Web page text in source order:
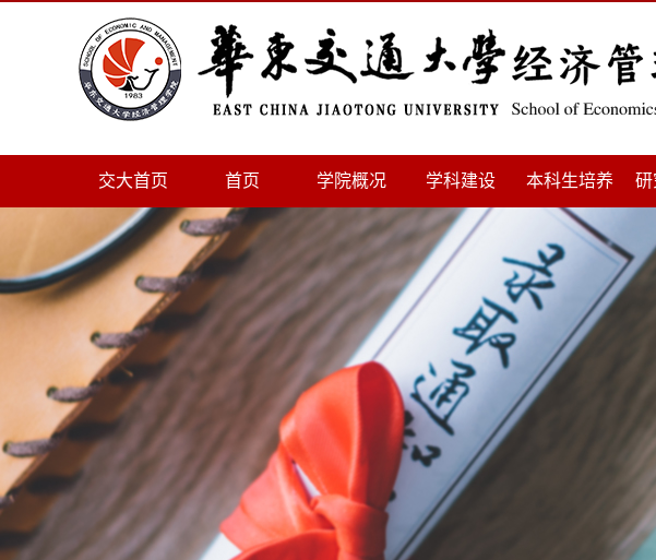
交大首页 首页 学院概况 学科建设 本科生培养 研